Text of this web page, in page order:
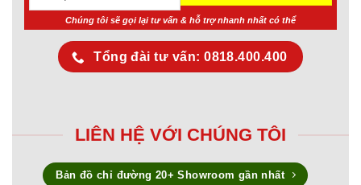
Chúng tôi sẽ gọi lại tư vấn & hỗ trợ nhanh nhất có thể
Tổng đài tư vấn: 0818.400.400
LIÊN HỆ VỚI CHÚNG TÔI
Bản đồ chỉ đường 20+ Showroom gần nhất